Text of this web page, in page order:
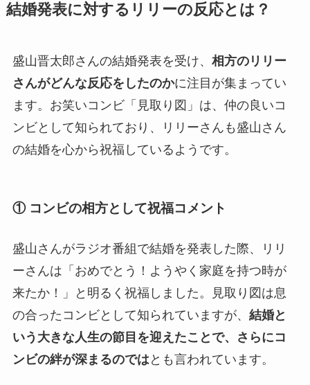
結婚発表に対するリリーの反応とは？
盛山晋太郎さんの結婚発表を受け、 相方のリリー
さんがどんな反応をしたのかに注目が集まってい
ます。お笑いコンビ「見取り図」は、仲の良いコ
ンビとして知られており、リリーさんも盛山さん
の結婚を心から祝福しているようです。
① コンビの相方として祝福コメント
盛山さんがラジオ番組で結婚を発表した際、リリ
ーさんは「おめでとう！ようやく家庭を持つ時が
来たか！」と明るく祝福しました。見取り図は息
の合ったコンビとして知られていますが、 結婚と
いう大きな人生の節目を迎えたことで、さらにコ
ンビの絆が深まるのでは とも言われています。